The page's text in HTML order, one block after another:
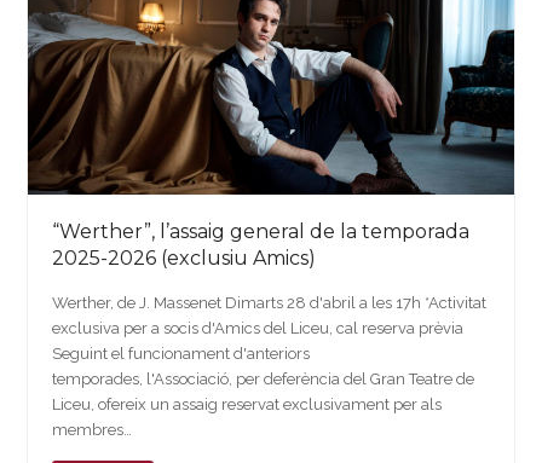
“Werther”, l’assaig general de la temporada
2025-2026 (exclusiu Amics)
Werther, de J. Massenet Dimarts 28 d'abril a les 17h *Activitat
exclusiva per a socis d'Amics del Liceu, cal reserva prèvia
Seguint el funcionament d'anteriors
temporades, l'Associació, per deferència del Gran Teatre de
Liceu, ofereix un assaig reservat exclusivament per als
membres…